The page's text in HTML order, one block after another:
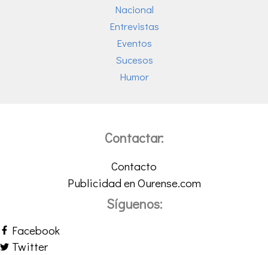
Nacional
Entrevistas
Eventos
Sucesos
Humor
Contactar:
Contacto
Publicidad en Ourense.com
Síguenos:
Facebook
Twitter